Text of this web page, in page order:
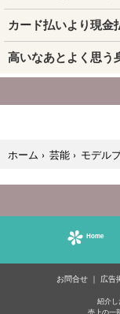
ホーム › 芸能 › モデル
Home
お問合せ 広告
紹介し